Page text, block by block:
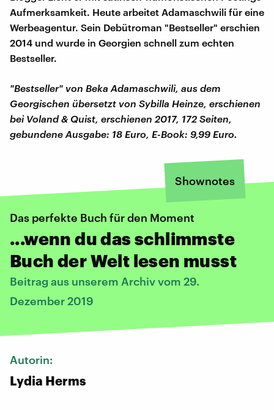
Aufmerksamkeit. Heute arbeitet Adamaschwili für eine
Werbeagentur. Sein Debütroman "Bestseller" erschien
2014 und wurde in Georgien schnell zum echten
Bestseller.
"Bestseller" von Beka Adamaschwili, aus dem
Georgischen übersetzt von Sybilla Heinze, erschienen
bei Voland & Quist, erschienen 2017, 172 Seiten,
gebundene Ausgabe: 18 Euro, E-Book: 9,99 Euro.
Shownotes
Das perfekte Buch für den Moment
...wenn du das schlimmste
Buch der Welt lesen musst
Beitrag aus unserem Archiv vom 29.
Dezember 2019
Autorin:
Lydia Herms